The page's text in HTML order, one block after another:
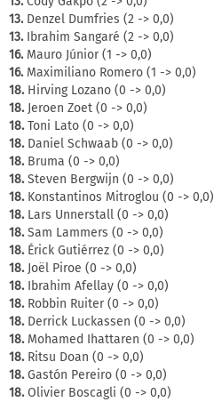
13.Denzel Dumfries (2 -> 0,0)
13.Ibrahim Sangaré (2 -> 0,0)
16.Mauro Júnior (1 -> 0,0)
16.Maximiliano Romero (1 -> 0,0)
18.Hirving Lozano (0 -> 0,0)
18.Jeroen Zoet (0 -> 0,0)
18.Toni Lato (0 -> 0,0)
18.Daniel Schwaab (0 -> 0,0)
18.Bruma (0 -> 0,0)
18.Steven Bergwijn (0 -> 0,0)
18.Konstantinos Mitroglou (0 -> 0,0)
18.Lars Unnerstall (0 -> 0,0)
18.Sam Lammers (0 -> 0,0)
18.Érick Gutiérrez (0 -> 0,0)
18.Joël Piroe (0 -> 0,0)
18.Ibrahim Afellay (0 -> 0,0)
18.Robbin Ruiter (0 -> 0,0)
18.Derrick Luckassen (0 -> 0,0)
18.Mohamed Ihattaren (0 -> 0,0)
18.Ritsu Doan (0 -> 0,0)
18.Gastón Pereiro (0 -> 0,0)
18.Olivier Boscagli (0 -> 0,0)